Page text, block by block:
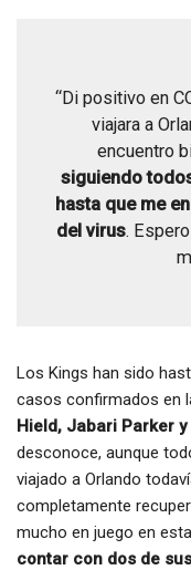
“Di positivo en
viajara a
encuentro
siguiendo
hasta que me
del virus.
Los Kings han sido
casos confirmados en
Hield, Jabari Parker y
desconoce, aunque
viajado a Orlando
completamente
mucho en juego en
contar con dos de